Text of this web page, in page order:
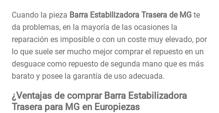
Cuando la pieza Barra Estabilizadora Trasera de MG te
da problemas, en la mayoría de las ocasiones la
reparación es imposible o con un coste muy elevado, por
lo que suele ser mucho mejor comprar el repuesto en un
desguace como repuesto de segunda mano que es más
barato y posee la garantía de uso adecuada.
¿Ventajas de comprar Barra Estabilizadora
Trasera para MG en Europiezas